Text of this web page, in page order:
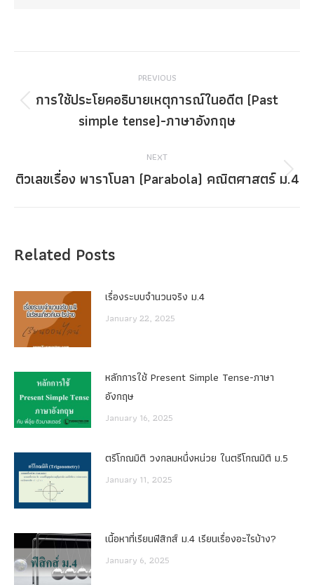
navigation
PREVIOUS
Previous
post:
การใช้ประโยคอธิบายเหตุการณ์ในอดีต (Past
simple tense)-ภาษาอังกฤษ
NEXT
Next
ติวเลขเรื่อง พาราโบลา (Parabola) คณิตศาสตร์ ม.4
Related Posts
เรื่องระบบจํานวนจริง ม.4
January 22, 2025
หลักการใช้ Present Simple Tense-ภาษา
อังกฤษ
January 16, 2025
ตรีโกณมิติ วงกลมหนึ่งหน่วย ในตรีโกณมิติ ม.5
January 11, 2025
เนื้อหาที่เรียนฟิสิกส์ ม.4 เรียนเรื่องอะไรบ้าง?
January 6, 2025